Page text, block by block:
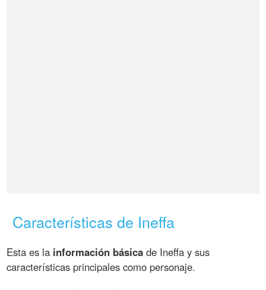
Características de Ineffa
Esta es la información básica de Ineffa y sus
características principales como personaje.